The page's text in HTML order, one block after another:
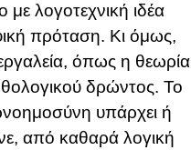
με λογοτεχνική ιδέα
πρόταση. Κι όμως,
όπως η θεωρία
δρώντος. Το
υπάρχει ή
από καθαρά λογική